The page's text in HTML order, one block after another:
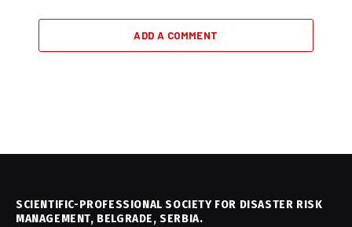
ADD A COMMENT
SCIENTIFIC-PROFESSIONAL SOCIETY FOR DISASTER RISK
MANAGEMENT, BELGRADE, SERBIA.